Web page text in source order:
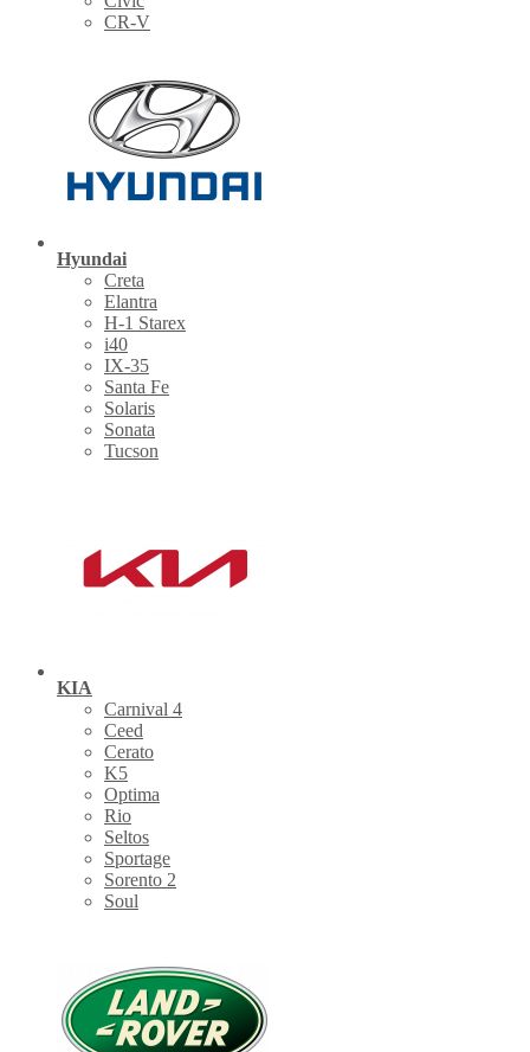
CR-V
Hyundai
Creta
Elantra
H-1 Starex
i40
IX-35
Santa Fe
Solaris
Sonata
Tucson
KIA
Carnival 4
Ceed
Cerato
K5
Optima
Rio
Seltos
Sportage
Sorento 2
Soul